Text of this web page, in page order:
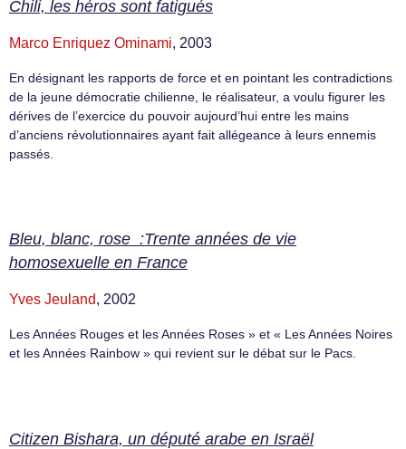
Chili, les héros sont fatigués
Marco Enriquez Ominami, 2003
En désignant les rapports de force et en pointant les contradictions
de la jeune démocratie chilienne, le réalisateur, a voulu figurer les
dérives de l’exercice du pouvoir aujourd’hui entre les mains
d’anciens révolutionnaires ayant fait allégeance à leurs ennemis
passés.
Bleu, blanc, rose :Trente années de vie
homosexuelle en France
Yves Jeuland, 2002
Les Années Rouges et les Années Roses » et « Les Années Noires
et les Années Rainbow » qui revient sur le débat sur le Pacs.
Citizen Bishara, un député arabe en Israël